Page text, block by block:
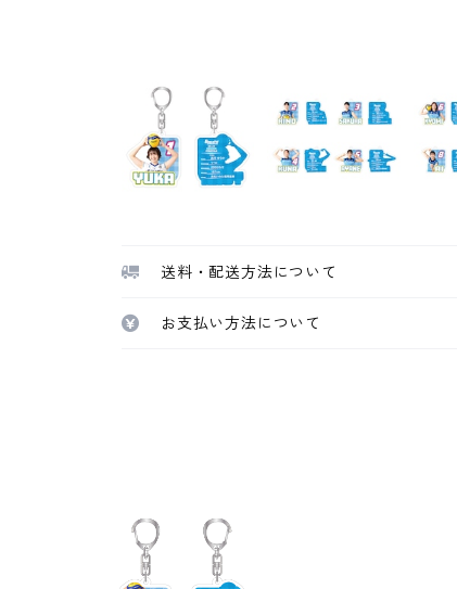
送料・配送方法について
お支払い方法について